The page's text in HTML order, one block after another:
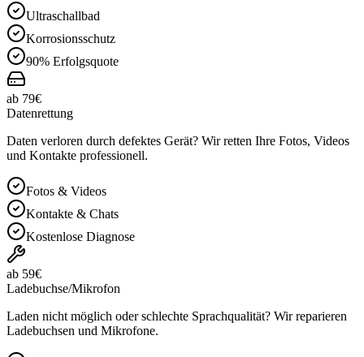
Ultraschallbad
Korrosionsschutz
90% Erfolgsquote
ab 79€
Datenrettung
Daten verloren durch defektes Gerät? Wir retten Ihre Fotos, Videos
und Kontakte professionell.
Fotos & Videos
Kontakte & Chats
Kostenlose Diagnose
ab 59€
Ladebuchse/Mikrofon
Laden nicht möglich oder schlechte Sprachqualität? Wir reparieren
Ladebuchsen und Mikrofone.